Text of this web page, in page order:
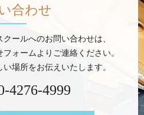
合わせ
ールへのお問い合わせは、
ォームよりご連絡ください。
場所をお伝えいたします。
4276-4999